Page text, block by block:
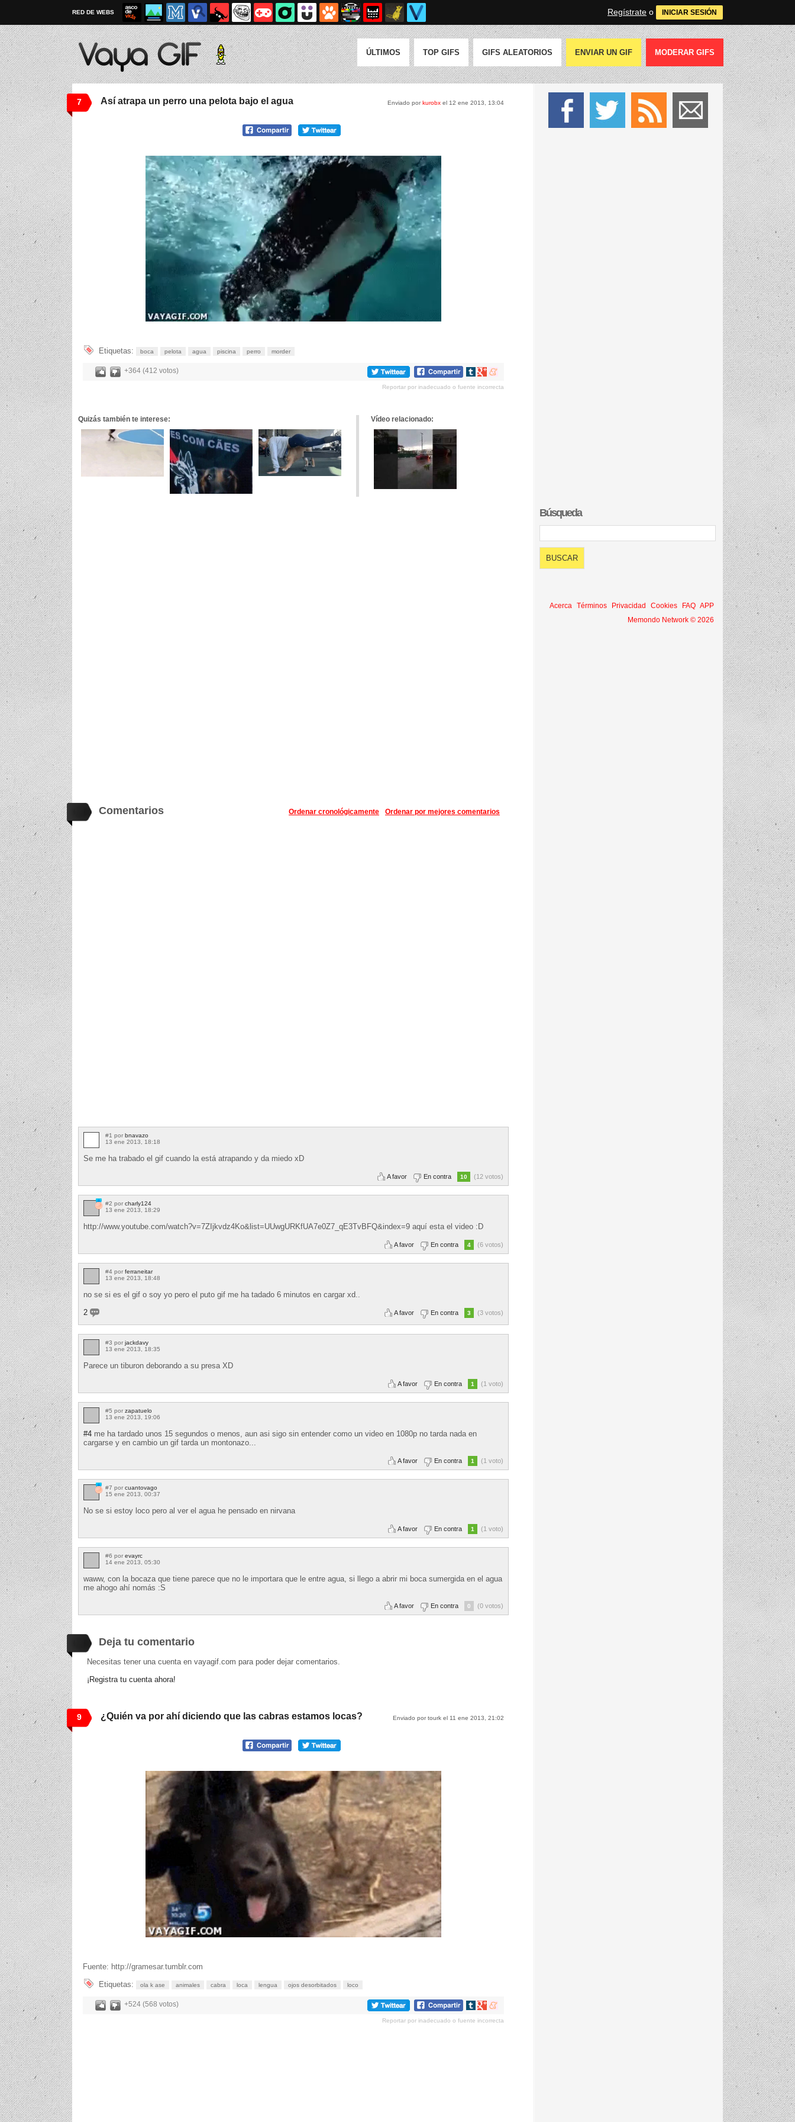
RED DE WEBS Regístrate o INICIAR SESIÓN
ÚLTIMOS TOP GIFS GIFS ALEATORIOS ENVIAR UN GIF MODERAR GIFS
7 Enviado porkurobx el 12 ene 2013, 13:04
Así atrapa un perro una pelota bajo el agua
Etiquetas: boca pelota agua piscina perro morder
+364 (412 votos)
Compartir
tumblr
Compartir
Google+
Compartir
meneame
Reportar por inadecuado o fuente incorrecta
Quizás también te interese: Vídeo relacionado:
Comentarios Ordenar por mejores comentarios
Ordenar cronológicamente
#1 por bnavazo
13 ene 2013, 18:18
Se me ha trabado el gif cuando la está atrapando y da miedo xD
A favor En contra 10 (12 votos)
#2 por charly124
13 ene 2013, 18:29
http://www.youtube.com/watch?v=7ZIjkvdz4Ko&list=UUwgURKfUA7e0Z7_qE3TvBFQ&index=9 aquí esta el video :D
A favor En contra 4 (6 votos)
#4 por ferraneitar
13 ene 2013, 18:48
no se si es el gif o soy yo pero el puto gif me ha tadado 6 minutos en cargar xd..
2
A favor En contra 3 (3 votos)
#3 por jackdavy
13 ene 2013, 18:35
Parece un tiburon deborando a su presa XD
A favor En contra 1 (1 voto)
#5 por zapatuelo
13 ene 2013, 19:06
#4 me ha tardado unos 15 segundos o menos, aun asi sigo sin entender como un video en 1080p no tarda nada en
cargarse y en cambio un gif tarda un montonazo...
A favor En contra 1 (1 voto)
#7 por cuantovago
15 ene 2013, 00:37
No se si estoy loco pero al ver el agua he pensado en nirvana
A favor En contra 1 (1 voto)
#6 por evayrc
14 ene 2013, 05:30
waww, con la bocaza que tiene parece que no le importara que le entre agua, si llego a abrir mi boca sumergida en el agua
me ahogo ahí nomás :S
A favor En contra 0 (0 votos)
Deja tu comentario
Necesitas tener una cuenta en vayagif.com para poder dejar comentarios.
¡Registra tu cuenta ahora!
9 Enviado por tourk el 11 ene 2013, 21:02
¿Quién va por ahí diciendo que las cabras estamos locas?
Fuente: http://gramesar.tumblr.com
Etiquetas:
ola k ase animales cabra loca lengua ojos desorbitados loco
+524 (568 votos)
Compartir
tumblr
Compartir
Google+
Compartir
meneame
Reportar por inadecuado o fuente incorrecta
Búsqueda
Acerca Términos Privacidad Cookies FAQ APP
Memondo Network © 2026